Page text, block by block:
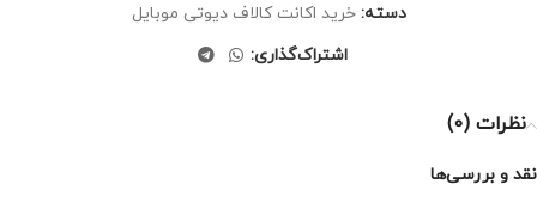
دسته: خرید اکانت کالاف دیوتی موبایل
اشتراک‌گذاری:
نظرات (0)
نقد و بررسی‌ها